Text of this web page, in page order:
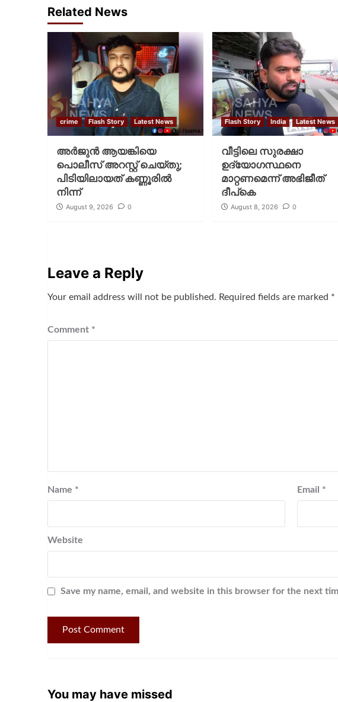
Related News
crime Flash Story Latest News
അർജുൻ ആയങ്കിയെ
പൊലീസ് അറസ്റ്റ് ചെയ്‌തു;
പിടിയിലായത് കണ്ണൂരിൽ
നിന്ന്
August 9, 2026 0
Flash Story India Latest News
വീട്ടിലെ സുരക്ഷാ
ഉദ്യോഗസ്ഥനെ
മാറ്റണമെന്ന് അഭിജീത്
ദീപ്‌കെ
August 8, 2026 0
Leave a Reply
Your email address will not be published. Required fields are marked *
Comment *
Name * Email *
Website
Save my name, email, and website in this browser for the next
You may have missed